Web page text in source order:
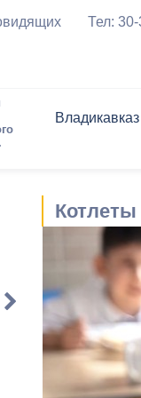
Тел:
Владикавказ
Устав
Города-
городского
Торги и
Формы
Обратная
Комиссии
График
Новостная
Актуально